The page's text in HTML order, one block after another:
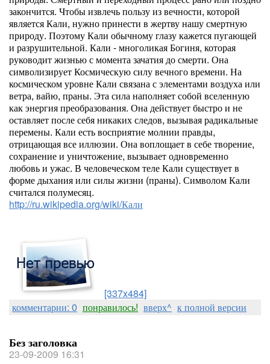
закончится. Чтобы извлечь пользу из вечности, которой
является Кали, нужно принести в жертву нашу смертную
природу. Поэтому Кали обычному глазу кажется пугающей
и разрушительной. Кали - многоликая Богиня, которая
руководит жизнью с момента зачатия до смерти. Она
символизирует Космическую силу вечного времени. На
космическом уровне Кали связана с элементами воздуха или
ветра, вайю, праны. Эта сила наполняет собой вселенную
как энергия преобразования. Она действует быстро и не
оставляет после себя никаких следов, вызывая радикальные
перемены. Кали есть восприятие молнии правды,
отрицающая все иллюзии. Она воплощает в себе творение,
сохранение и уничтожение, вызывает одновременно
любовь и ужас. В человеческом теле Кали существует в
форме дыхания или силы жизни (праны). Символом Кали
считался полумесяц.
http://ru.wikipedia.org/wiki/Кали
[337x484]
комментарии: 0 понравилось! вверх^ к полной версии
Без заголовка
23-09-2009 16:31